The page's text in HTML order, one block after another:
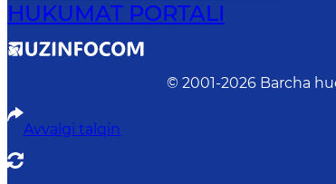
HUKUMAT PORTALI
© 2001-2026 Barcha
Avvalgi talqin